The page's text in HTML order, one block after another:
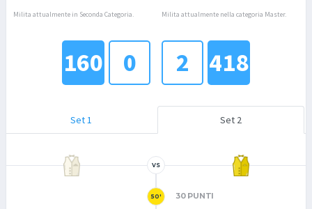
Milita attualmente in Seconda Categoria. Milita attualmente nella categoria Master.
0
160 2 418
Set 1 Set 2
VS
50' 30 PUNTI